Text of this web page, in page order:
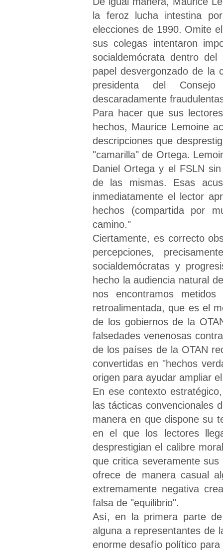
la feroz lucha intestina
elecciones de 1990. Omite
sus colegas intentaron
socialdemócrata dentro
papel desvergonzado de la
presidenta del
descaradamente
Para hacer que sus
hechos, Maurice Lemoine
descripciones que
"camarilla" de Ortega.
Daniel Ortega y el FSLN
de las mismas. Esas
inmediatamente el lector
hechos (compartida por
camino."
Ciertamente, es correcto
percepciones,
socialdemócratas y
hecho la audiencia natural
nos encontramos
retroalimentada, que es el
de los gobiernos de la
falsedades venenosas
de los países de la OTAN
convertidas en "hechos
origen para ayudar ampliar
En ese contexto
las tácticas convencionales
manera en que dispone su
en el que los lectores
desprestigian el calibre
que critica severamente
ofrece de manera casual
extremamente negativa
falsa de "equilibrio".
Así, en la primera parte
alguna a representantes de
enorme desafío político